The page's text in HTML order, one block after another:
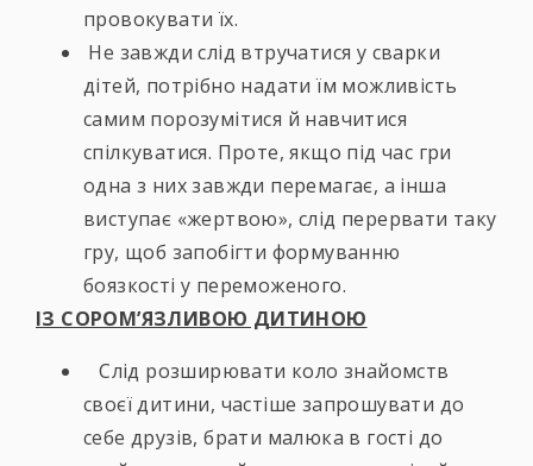
провокувати їх.
Не завжди слід втручатися у сварки
дітей, потрібно надати їм можливість
самим порозумітися й навчитися
спілкуватися. Проте, якщо під час гри
одна з них завжди перемагає, а інша
виступає «жертвою», слід перервати таку
гру, щоб запобігти формуванню
боязкості у переможеного.
ІЗ СОРОМ’ЯЗЛИВОЮ ДИТИНОЮ
Слід розширювати коло знайомств
своєї дитини, частіше запрошувати до
себе друзів, брати малюка в гості до